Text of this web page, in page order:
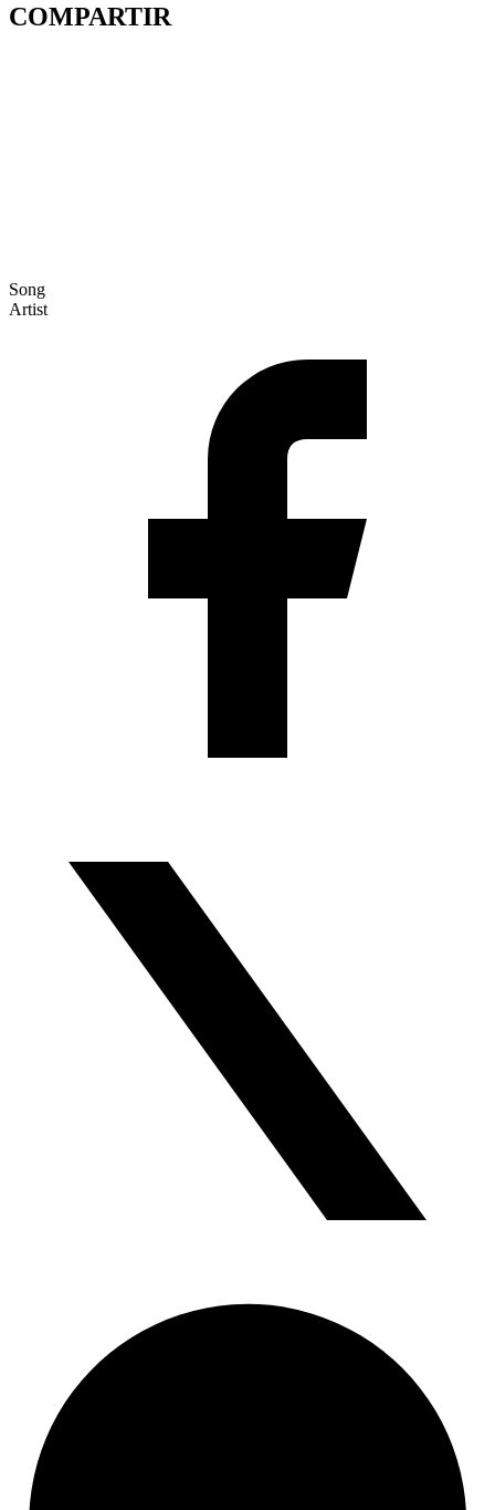
COMPARTIR
Song
Artist